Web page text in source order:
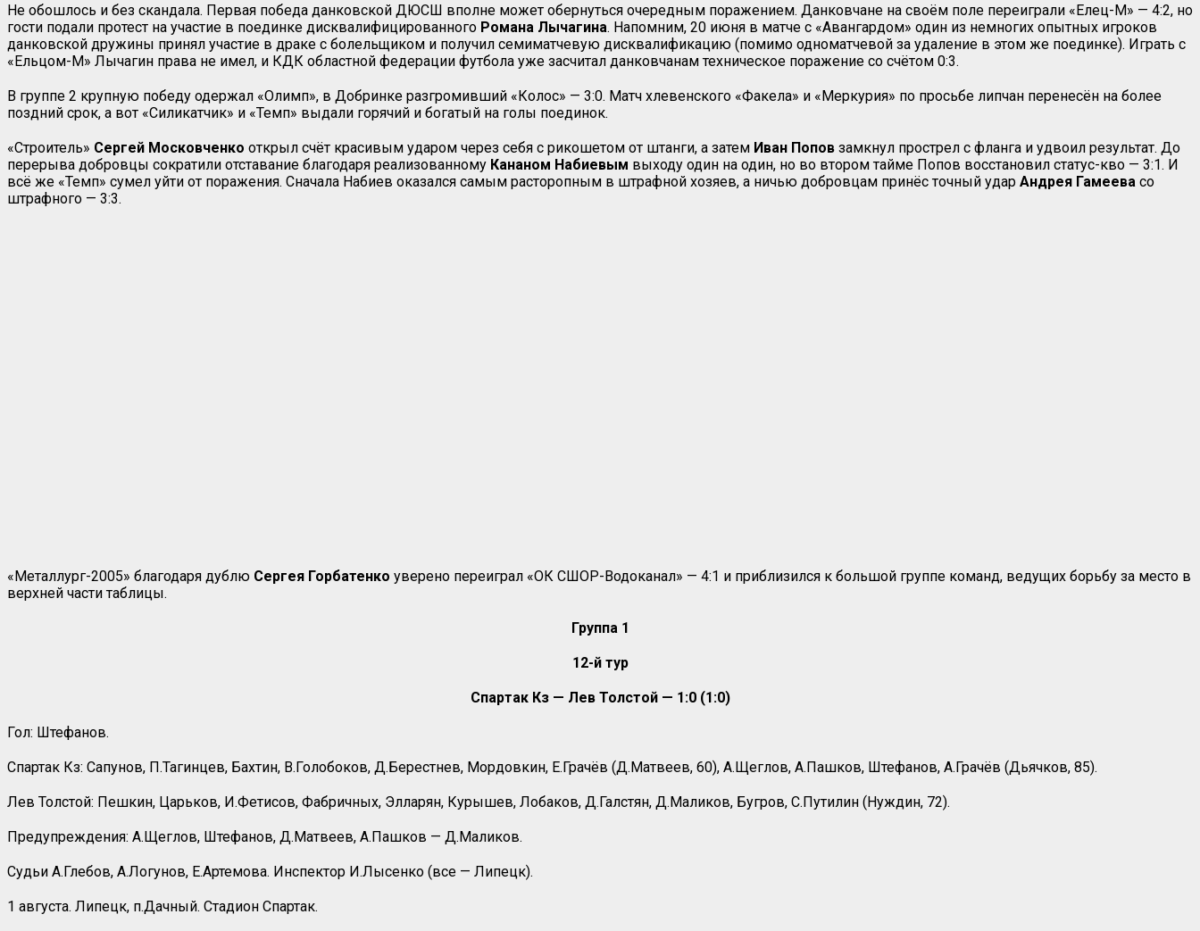
Не обошлось и без скандала. Первая победа данковской ДЮСШ вполне может обернуться очередным поражением. Данковчане на своём поле переиграли «Елец-М» — 4:2, но
гости подали протест на участие в поединке дисквалифицированного Романа Лычагина. Напомним, 20 июня в матче с «Авангардом» один из немногих опытных игроков
данковской дружины принял участие в драке с болельщиком и получил семиматчевую дисквалификацию (помимо одноматчевой за удаление в этом же поединке). Играть с
«Ельцом-М» Лычагин права не имел, и КДК областной федерации футбола уже засчитал данковчанам техническое поражение со счётом 0:3.
В группе 2 крупную победу одержал «Олимп», в Добринке разгромивший «Колос» — 3:0. Матч хлевенского «Факела» и «Меркурия» по просьбе липчан перенесён на более
поздний срок, а вот «Силикатчик» и «Темп» выдали горячий и богатый на голы поединок.
«Строитель» Сергей Московченко открыл счёт красивым ударом через себя с рикошетом от штанги, а затем Иван Попов замкнул прострел с фланга и удвоил результат. До
перерыва добровцы сократили отставание благодаря реализованному Кананом Набиевым выходу один на один, но во втором тайме Попов восстановил статус-кво — 3:1. И
всё же «Темп» сумел уйти от поражения. Сначала Набиев оказался самым расторопным в штрафной хозяев, а ничью добровцам принёс точный удар Андрея Гамеева со
штрафного — 3:3.
«Металлург-2005» благодаря дублю Сергея Горбатенко уверено переиграл «ОК СШОР-Водоканал» — 4:1 и приблизился к большой группе команд, ведущих борьбу за место в
верхней части таблицы.
Группа 1
12-й тур
Спартак Кз — Лев Толстой — 1:0 (1:0)
Гол: Штефанов.
Спартак Кз: Сапунов, П.Тагинцев, Бахтин, В.Голобоков, Д.Берестнев, Мордовкин, Е.Грачёв (Д.Матвеев, 60), А.Щеглов, А.Пашков, Штефанов, А.Грачёв (Дьячков, 85).
Лев Толстой: Пешкин, Царьков, И.Фетисов, Фабричных, Элларян, Курышев, Лобаков, Д.Галстян, Д.Маликов, Бугров, С.Путилин (Нуждин, 72).
Предупреждения: А.Щеглов, Штефанов, Д.Матвеев, А.Пашков — Д.Маликов.
Судьи А.Глебов, А.Логунов, Е.Артемова. Инспектор И.Лысенко (все — Липецк).
1 августа. Липецк, п.Дачный. Стадион Спартак.